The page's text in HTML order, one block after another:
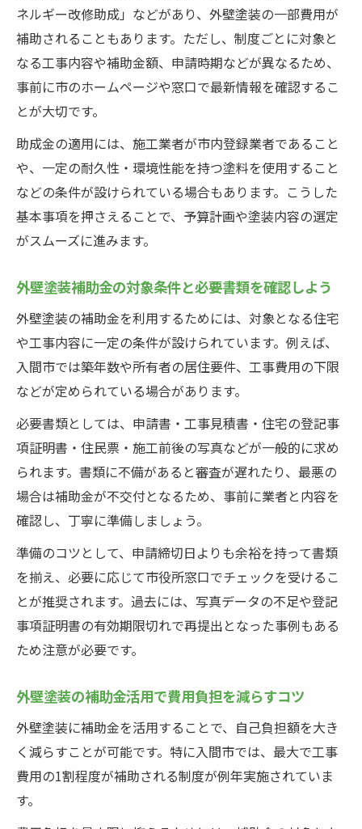
外壁塗装の色で失敗しやすい例と対策を紹
介
外壁塗装に適した色とクロス機能の関係性
外壁塗装の色あせや汚れを防ぐ選び方の工
夫
外壁塗装で人気の落ち着いた色と選定基準
耐久性とデザインを両立した外壁塗装実践法
外壁塗装で耐久性と美観を両立する方法
外壁塗装の塗料選びで重視すべき性能とは
耐久性を高める外壁塗装のコツと実例紹介
外壁塗装とクロス機能のデザイン調和ポイ
外壁塗装で長寿命を実現する施工方法を解
説
快適な住まいへ導くクロス機能のメリット
果
外壁塗装にクロス機能を加えるメリットを
解説
快適な住まいのためのクロス機能活用術
外壁塗装とクロス機能の相乗効果を知ろう
クロス機能で外壁塗装の室内環境を改善す
る
ネルギー改修助成」などがあり、外壁塗装の一部費用が
補助されることもあります。ただし、制度ごとに対象と
なる工事内容や補助金額、申請時期などが異なるため、
事前に市のホームページや窓口で最新情報を確認するこ
とが大切です。
助成金の適用には、施工業者が市内登録業者であること
や、一定の耐久性・環境性能を持つ塗料を使用すること
などの条件が設けられている場合もあります。こうした
基本事項を押さえることで、予算計画や塗装内容の選定
がスムーズに進みます。
外壁塗装補助金の対象条件と必要書類を確認しよう
外壁塗装の補助金を利用するためには、対象となる住宅
や工事内容に一定の条件が設けられています。例えば、
入間市では築年数や所有者の居住要件、工事費用の下限
などが定められている場合があります。
必要書類としては、申請書・工事見積書・住宅の登記事
項証明書・住民票・施工前後の写真などが一般的に求め
られます。書類に不備があると審査が遅れたり、最悪の
場合は補助金が不交付となるため、事前に業者と内容を
確認し、丁寧に準備しましょう。
準備のコツとして、申請締切日よりも余裕を持って書類
を揃え、必要に応じて市役所窓口でチェックを受けるこ
とが推奨されます。過去には、写真データの不足や登記
事項証明書の有効期限切れで再提出となった事例もある
ため注意が必要です。
外壁塗装の補助金活用で費用負担を減らすコツ
外壁塗装に補助金を活用することで、自己負担額を大き
く減らすことが可能です。特に入間市では、最大で工事
費用の1割程度が補助される制度が例年実施されていま
す。